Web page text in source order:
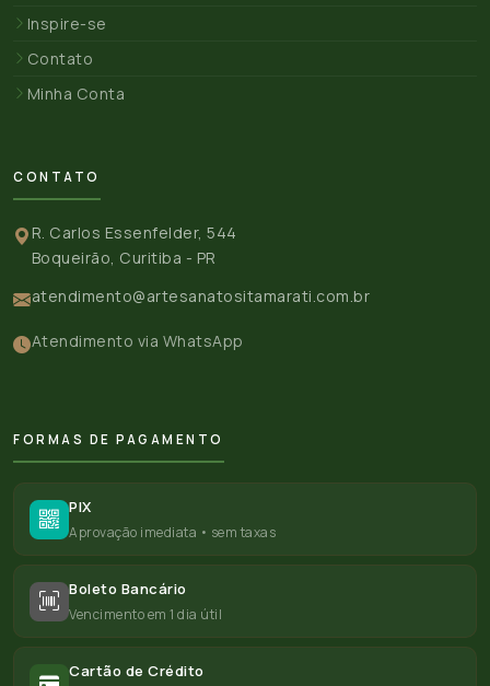
Inspire-se
Contato
Minha Conta
CONTATO
R. Carlos Essenfelder, 544
Boqueirão, Curitiba - PR
atendimento@artesanatositamarati.com.br
Atendimento via WhatsApp
FORMAS DE PAGAMENTO
PIX
Aprovação imediata • sem taxas
Boleto Bancário
Vencimento em 1 dia útil
Cartão de Crédito